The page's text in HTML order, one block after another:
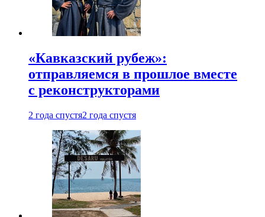
«Кавказский рубеж»:
отправляемся в прошлое вместе
с реконструкторами
2 года спустя2 года спустя